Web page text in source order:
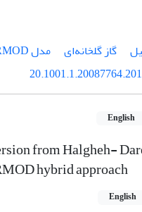
گاز گلخانه‌ای مدل‌ AERMOD
English
from Halgheh-
hybrid approach
English